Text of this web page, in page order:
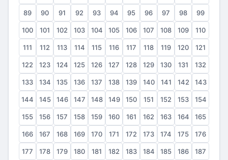
89 90 91 92 93 94 95 96 97 98 99
100 101 102 103 104 105 106 107 108 109 110
111 112 113 114 115 116 117 118 119 120 121
122 123 124 125 126 127 128 129 130 131 132
133 134 135 136 137 138 139 140 141 142 143
144 145 146 147 148 149 150 151 152 153 154
155 156 157 158 159 160 161 162 163 164 165
166 167 168 169 170 171 172 173 174 175 176
177 178 179 180 181 182 183 184 185 186 187